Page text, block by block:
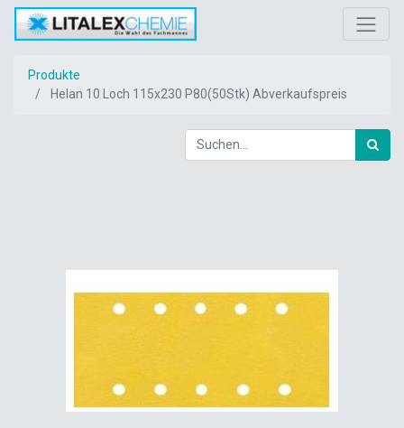
Produkte
Helan 10 Loch 115x230 P80(50Stk) Abverkaufspreis